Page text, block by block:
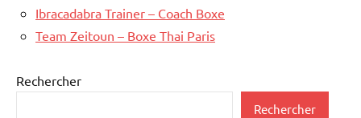
Ibracadabra Trainer – Coach Boxe
Team Zeitoun – Boxe Thai Paris
Rechercher
Rechercher